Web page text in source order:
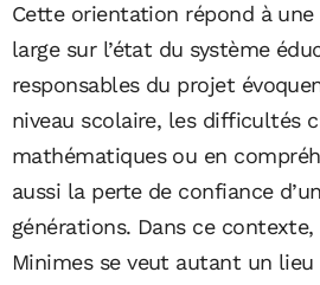
Cette orientation répond à
large sur l’état du système
responsables du projet
niveau scolaire, les difficultés
mathématiques ou en
aussi la perte de confiance
générations. Dans ce
Minimes se veut autant un